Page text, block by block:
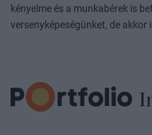
kényelme és a munkabérek is
versenyképeségünket, de akkor